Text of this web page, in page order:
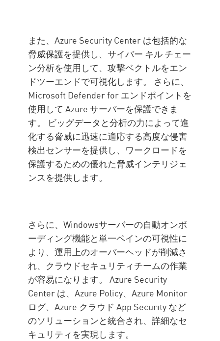
また、Azure Security Center は包括的な
脅威保護を提供し、サイバー キル チェー
ン分析を使用して、攻撃ベクトルをエン
ドツーエンドで可視化します。 さらに、
Microsoft Defender for エンドポイントを
使用して Azure サーバーを保護できま
す。 ビッグデータと分析の力によって進
化する脅威に迅速に適応する高度な侵害
検出センサーを提供し、ワークロードを
保護するための優れた脅威インテリジェ
ンスを提供します。
さらに、Windowsサーバーの自動オンボ
ーディング機能と単一ペインの可視性に
より、運用上のオーバーヘッドが削減さ
れ、クラウドセキュリティチームの作業
が容易になります。 Azure Security
Center は、Azure Policy、Azure Monitor
ログ、Azure クラウド App Security など
のソリューションと統合され、詳細なセ
キュリティを実現します。